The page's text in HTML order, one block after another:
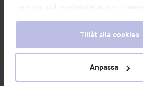
annons- och analysföretag som vi
information som du har tillhandahållit
våra cookies vid fortsatt användande
För information om hur du kan ändra
Tillåt alla cookies
Anpassa